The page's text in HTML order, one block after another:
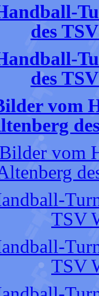
des
des
vom
vom
TSV
TSV